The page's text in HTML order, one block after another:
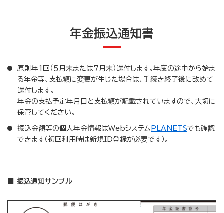
年金振込通知書
原則年1回（５月末または７月末）送付します。年度の途中から始ま
る年金等、支払額に変更が生じた場合は、手続き終了後に改めて
送付します。
年金の支払予定年月日と支払額が記載されていますので、大切に
保管してください。
振込金額等の個人年金情報はWebシステム PLANETSでも確認
できます（初回利用時は新規ID登録が必要です）。
■ 振込通知サンプル